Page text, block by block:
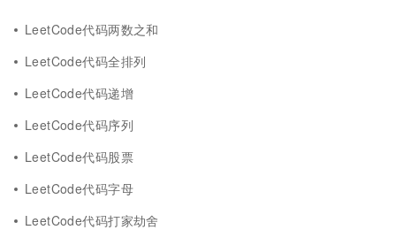
LeetCode代码两数之和
LeetCode代码全排列
LeetCode代码递增
LeetCode代码序列
LeetCode代码股票
LeetCode代码字母
LeetCode代码打家劫舍